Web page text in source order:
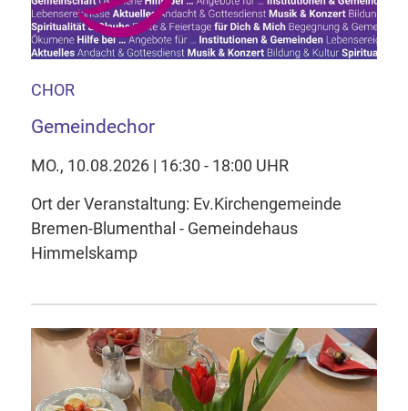
CHOR
Gemeindechor
MO., 10.08.2026 | 16:30 - 18:00 UHR
Ort der Veranstaltung: Ev.Kirchengemeinde
Bremen-Blumenthal - Gemeindehaus
Himmelskamp